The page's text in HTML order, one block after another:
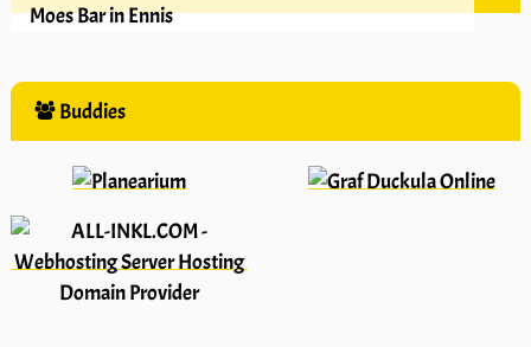
Moes Bar in Ennis
Buddies